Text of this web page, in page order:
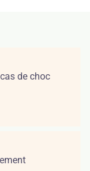
de choc